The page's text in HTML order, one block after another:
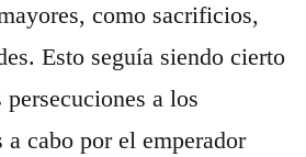
como sacrificios,
Esto seguía siendo cierto
a los
cabo por el emperador